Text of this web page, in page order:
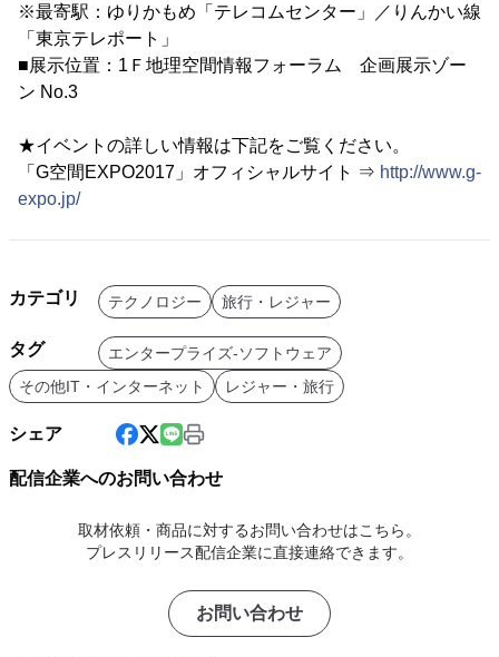
※最寄駅：ゆりかもめ「テレコムセンター」／りんかい線
「東京テレポート」
■展示位置：1Ｆ地理空間情報フォーラム 企画展示ゾー
ン No.3
★イベントの詳しい情報は下記をご覧ください。
「G空間EXPO2017」オフィシャルサイト ⇒ http://www.g-
expo.jp/
カテゴリ テクノロジー 旅行・レジャー
タグ
エンタープライズ-ソフトウェア
その他IT・インターネット
レジャー・旅行
シェア
配信企業へのお問い合わせ
取材依頼・商品に対するお問い合わせはこちら。
プレスリリース配信企業に直接連絡できます。
お問い合わせ